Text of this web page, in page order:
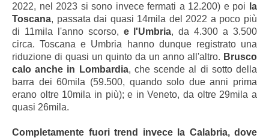
2022, nel 2023 si sono invece fermati a 12.200) e poi la
Toscana, passata dai quasi 14mila del 2022 a poco più
di 11mila l'anno scorso, e l'Umbria, da 4.300 a 3.500
circa. Toscana e Umbria hanno dunque registrato una
riduzione di quasi un quinto da un anno all'altro. Brusco
calo anche in Lombardia, che scende al di sotto della
barra dei 60mila (59.500, quando solo due anni prima
erano oltre 10mila in più); e in Veneto, da oltre 29mila a
quasi 26mila.
Completamente fuori trend invece la Calabria, dove